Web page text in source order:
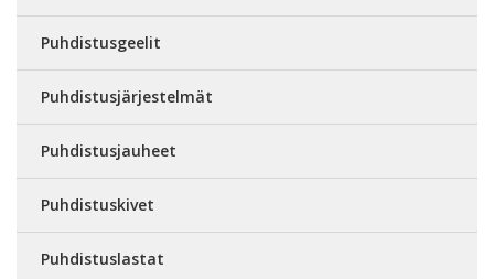
Puhdistusgeelit
Puhdistusjärjestelmät
Puhdistusjauheet
Puhdistuskivet
Puhdistuslastat